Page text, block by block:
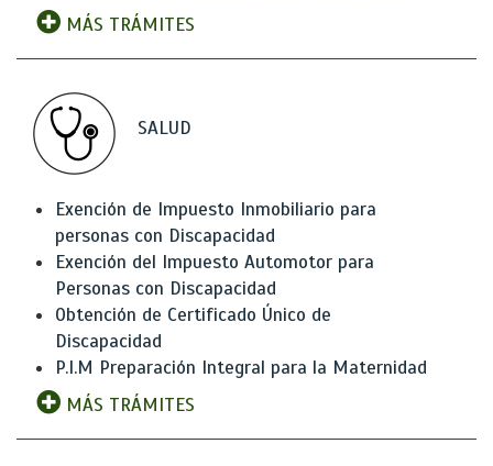
MÁS TRÁMITES
SALUD
Exención de Impuesto Inmobiliario para
personas con Discapacidad
Exención del Impuesto Automotor para
Personas con Discapacidad
Obtención de Certificado Único de
Discapacidad
P.I.M Preparación Integral para la Maternidad
MÁS TRÁMITES